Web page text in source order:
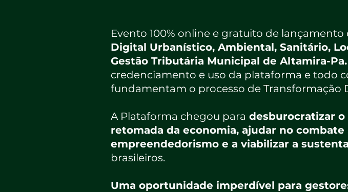
Evento 100% online e gratuito de lançamento
Digital Urbanístico, Ambiental, Sanitário,
Gestão Tributária Municipal de Altamira-Pa.
credenciamento e uso da plataforma e todo
fundamentam o processo de Transformação
A Plataforma chegou para desburocratizar
retomada da economia, ajudar no combate
empreendedorismo e a viabilizar a
brasileiros.
Uma oportunidade imperdível para